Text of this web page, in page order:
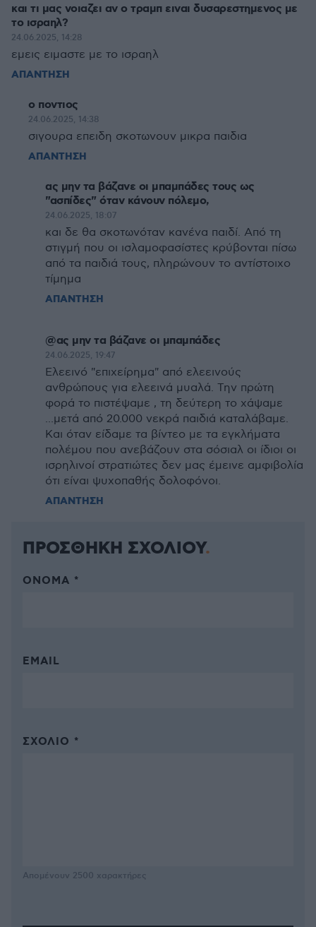
και τι μας νοιαζει αν ο τραμπ ειναι δυσαρεστημενος με
το ισραηλ?
24.06.2025, 14:28
εμεις ειμαστε με το ισραηλ
ΑΠΑΝΤΗΣΗ
ο ποντιος
24.06.2025, 14:38
σιγουρα επειδη σκοτωνουν μικρα παιδια
ΑΠΑΝΤΗΣΗ
ας μην τα βάζανε οι μπαμπάδες τους ως
"ασπίδες" όταν κάνουν πόλεμο,
24.06.2025, 18:07
και δε θα σκοτωνόταν κανένα παιδί. Από τη
στιγμή που οι ισλαμοφασίστες κρύβονται πίσω
από τα παιδιά τους, πληρώνουν το αντίστοιχο
τίμημα
ΑΠΑΝΤΗΣΗ
@ας μην τα βάζανε οι μπαμπάδες
24.06.2025, 19:47
Ελεεινό "επιχείρημα" από ελεεινούς
ανθρώπους για ελεεινά μυαλά. Την πρώτη
φορά το πιστέψαμε , τη δεύτερη το χάψαμε
...μετά από 20.000 νεκρά παιδιά καταλάβαμε.
Και όταν είδαμε τα βίντεο με τα εγκλήματα
πολέμου που ανεβάζουν στα σόσιαλ οι ίδιοι οι
ισρηλινοί στρατιώτες δεν μας έμεινε αμφιβολία
ότι είναι ψυχοπαθής δολοφόνοι.
ΑΠΑΝΤΗΣΗ
ΠΡΟΣΘΗΚΗ ΣΧΟΛΙΟΥ
ΌΝΟΜΑ *
EMAIL
ΣΧΌΛΙΟ *
Απομένουν 2500 χαρακτήρες